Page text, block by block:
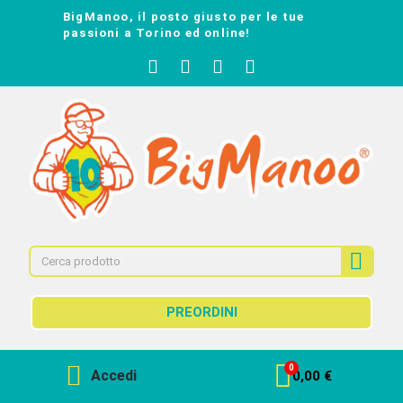
BigManoo, il posto giusto per le tue
passioni a Torino ed online!
PREORDINI
Accedi 0,00 €